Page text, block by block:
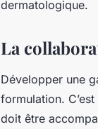
dermatologique.
La
Développer une
formulation.
doit être